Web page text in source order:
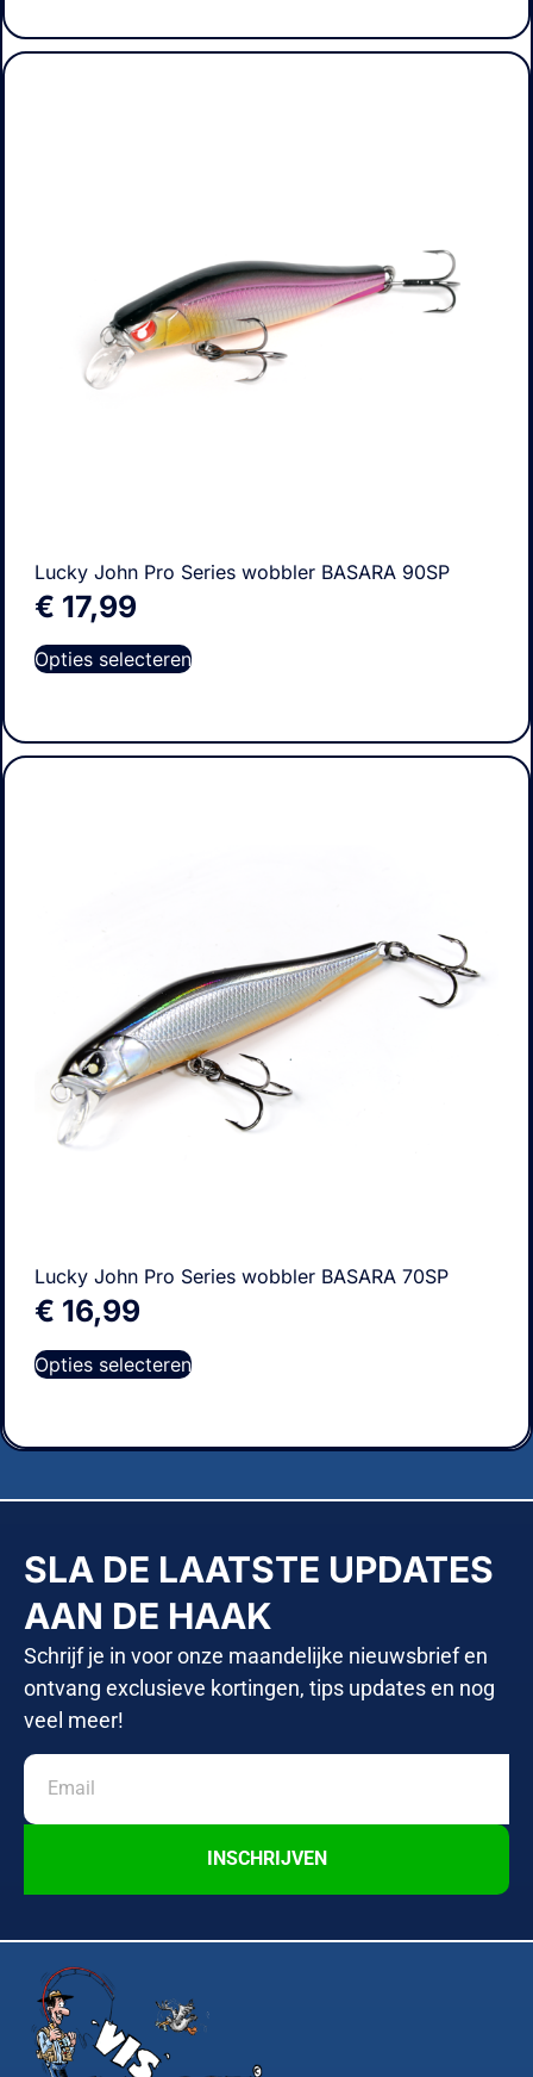
Lucky John Pro Series wobbler BASARA 90SP
€ 17,99
Opties selecteren
Lucky John Pro Series wobbler BASARA 70SP
€ 16,99
Opties selecteren
SLA DE LAATSTE UPDATES
AAN DE HAAK
Schrijf je in voor onze maandelijke nieuwsbrief en
ontvang exclusieve kortingen, tips updates en nog
veel meer!
INSCHRIJVEN